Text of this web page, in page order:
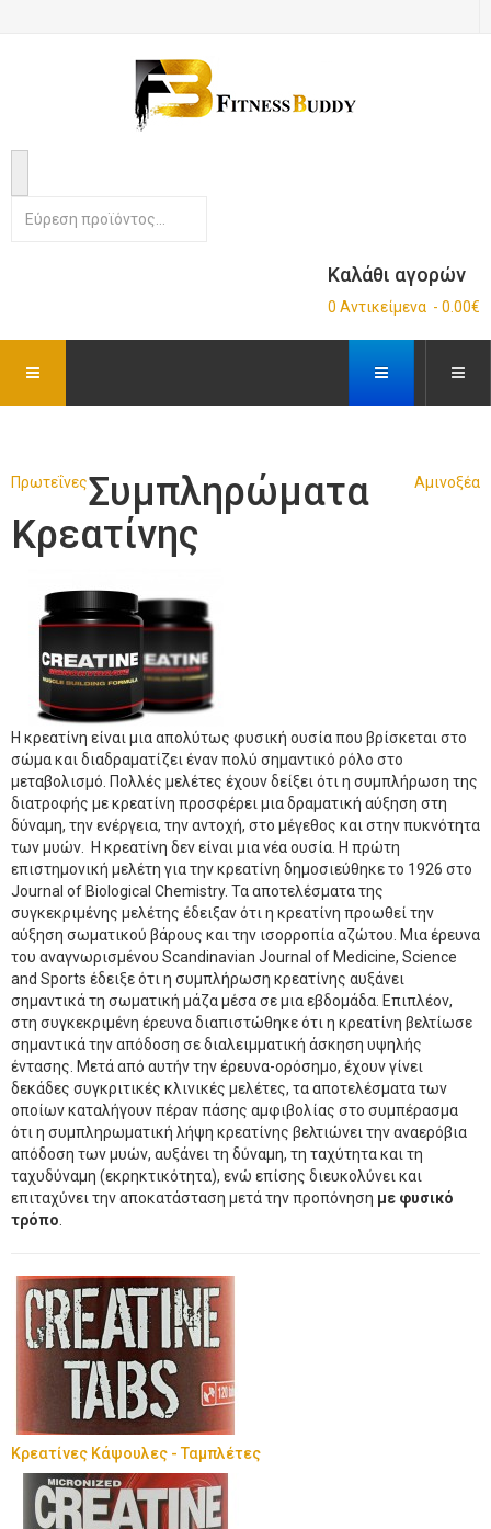
Καλάθι αγορών
0 Αντικείμενα - 0.00€
Πρωτεΐνες Αμινοξέα
Συμπληρώματα
Κρεατίνης
Η κρεατίνη είναι μια απολύτως φυσική ουσία που βρίσκεται στο
σώμα και διαδραματίζει έναν πολύ σημαντικό ρόλο στο
μεταβολισμό. Πολλές μελέτες έχουν δείξει ότι η συμπλήρωση της
διατροφής με κρεατίνη προσφέρει μια δραματική αύξηση στη
δύναμη, την ενέργεια, την αντοχή, στο μέγεθος και στην πυκνότητα
των μυών. Η κρεατίνη δεν είναι μια νέα ουσία. Η πρώτη
επιστημονική μελέτη για την κρεατίνη δημοσιεύθηκε το 1926 στο
Journal of Biological Chemistry. Τα αποτελέσματα της
συγκεκριμένης μελέτης έδειξαν ότι η κρεατίνη προωθεί την
αύξηση σωματικού βάρους και την ισορροπία αζώτου. Mια έρευνα
του αναγνωρισμένου Scandinavian Journal of Medicine, Science
and Sports έδειξε ότι η συμπλήρωση κρεατίνης αυξάνει
σημαντικά τη σωματική μάζα μέσα σε μια εβδομάδα. Επιπλέον,
στη συγκεκριμένη έρευνα διαπιστώθηκε ότι η κρεατίνη βελτίωσε
σημαντικά την απόδοση σε διαλειμματική άσκηση υψηλής
έντασης. Μετά από αυτήν την έρευνα-ορόσημο, έχουν γίνει
δεκάδες συγκριτικές κλινικές μελέτες, τα αποτελέσματα των
οποίων καταλήγουν πέραν πάσης αμφιβολίας στο συμπέρασμα
ότι η συμπληρωματική λήψη κρεατίνης βελτιώνει την αναερόβια
απόδοση των μυών, αυξάνει τη δύναμη, τη ταχύτητα και τη
ταχυδύναμη (εκρηκτικότητα), ενώ επίσης διευκολύνει και
επιταχύνει την αποκατάσταση μετά την προπόνηση με φυσικό
τρόπο
Κρεατίνες Κάψουλες - Ταμπλέτες